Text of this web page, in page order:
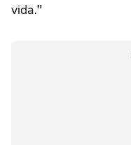
vida."